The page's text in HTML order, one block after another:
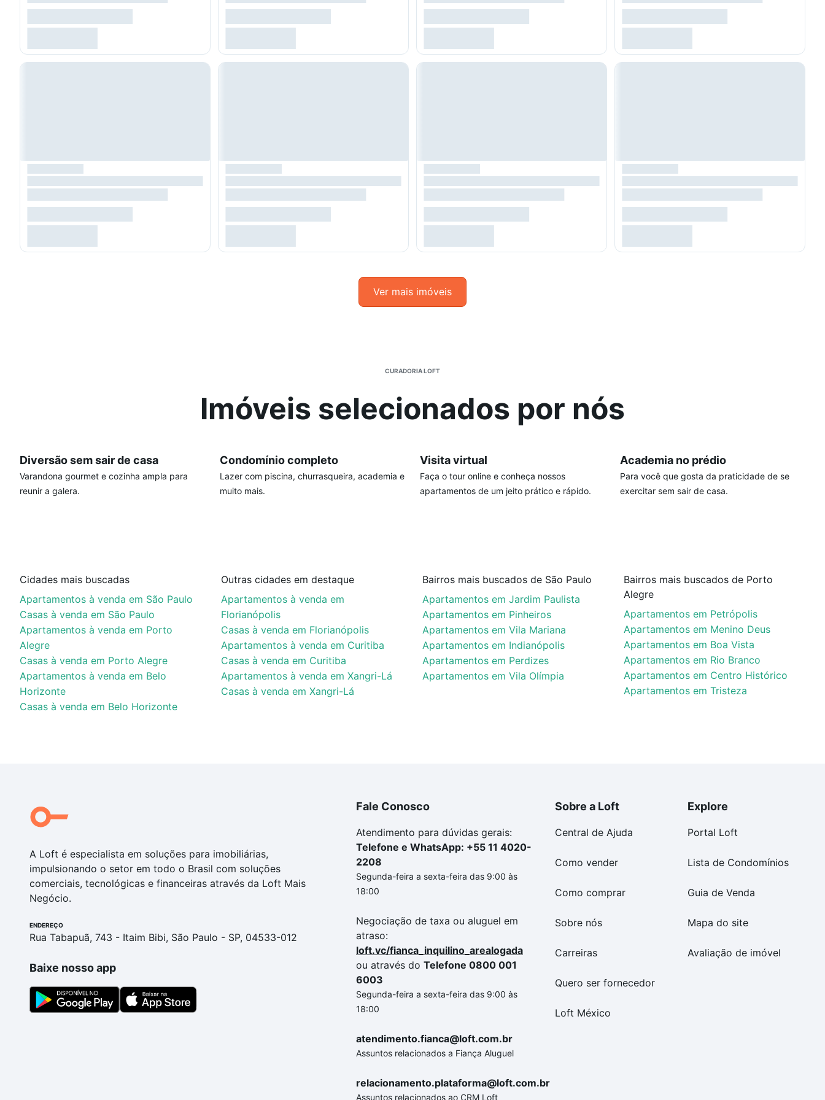
Ver mais imóveis
CURADORIA LOFT
Imóveis selecionados por nós
Diversão sem sair de casa
Varandona gourmet e cozinha ampla para
reunir a galera.
Condomínio completo
Lazer com piscina, churrasqueira, academia e
muito mais.
Visita virtual
Faça o tour online e conheça nossos
apartamentos de um jeito prático e rápido.
Academia no prédio
Para você que gosta da praticidade de se
exercitar sem sair de casa.
Cidades mais buscadas
Apartamentos à venda em São Paulo
Casas à venda em São Paulo
Apartamentos à venda em Porto
Alegre
Casas à venda em Porto Alegre
Apartamentos à venda em Belo
Horizonte
Casas à venda em Belo Horizonte
Outras cidades em destaque
Apartamentos à venda em
Florianópolis
Casas à venda em Florianópolis
Apartamentos à venda em Curitiba
Casas à venda em Curitiba
Apartamentos à venda em Xangri-Lá
Casas à venda em Xangri-Lá
Bairros mais buscados de São Paulo
Apartamentos em Jardim Paulista
Apartamentos em Pinheiros
Apartamentos em Vila Mariana
Apartamentos em Indianópolis
Apartamentos em Perdizes
Apartamentos em Vila Olímpia
Bairros mais buscados de Porto
Alegre
Apartamentos em Petrópolis
Apartamentos em Menino Deus
Apartamentos em Boa Vista
Apartamentos em Rio Branco
Apartamentos em Centro Histórico
Apartamentos em Tristeza
A Loft é especialista em soluções para imobiliárias,
impulsionando o setor em todo o Brasil com soluções
comerciais, tecnológicas e financeiras através da Loft Mais
Negócio.
ENDEREÇO
Rua Tabapuã, 743 - Itaim Bibi, São Paulo - SP, 04533-012
Baixe nosso app
Fale Conosco
Atendimento para dúvidas gerais:
Telefone e WhatsApp: +55 11 4020-
2208
Segunda-feira a sexta-feira das 9:00 às
18:00
Negociação de taxa ou aluguel em
atraso:
loft.vc/fianca_inquilino_arealogada
ou através do Telefone 0800 001
6003
Segunda-feira a sexta-feira das 9:00 às
18:00
atendimento.fianca@loft.com.br
Assuntos relacionados a Fiança Aluguel
relacionamento.plataforma@loft.com.br
Assuntos relacionados ao CRM Loft
Sobre a Loft
Central de Ajuda
Como vender
Como comprar
Sobre nós
Carreiras
Quero ser fornecedor
Loft México
Explore
Portal Loft
Lista de Condomínios
Guia de Venda
Mapa do site
Avaliação de imóvel